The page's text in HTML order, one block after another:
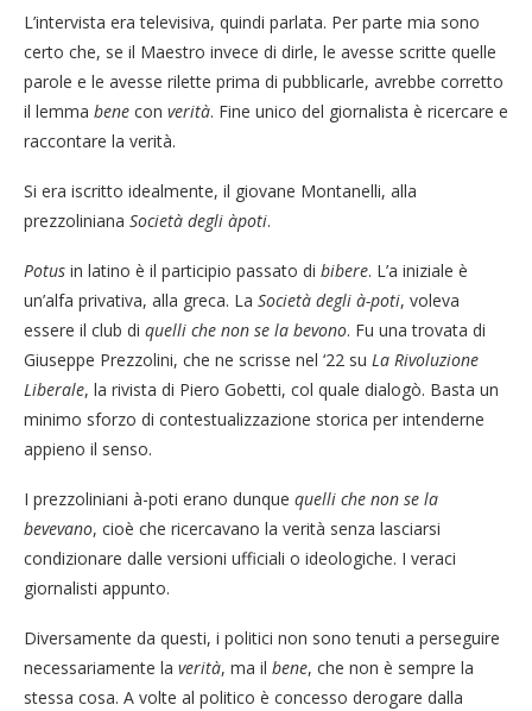
L’intervista era televisiva, quindi parlata. Per parte mia sono
certo che, se il Maestro invece di dirle, le avesse scritte quelle
parole e le avesse rilette prima di pubblicarle, avrebbe corretto
il lemma bene con verità. Fine unico del giornalista è ricercare e
raccontare la verità.
Si era iscritto idealmente, il giovane Montanelli, alla
prezzoliniana Società degli àpoti.
Potus in latino è il participio passato di bibere. L’a iniziale è
un’alfa privativa, alla greca. La Società degli à-poti, voleva
essere il club di quelli che non se la bevono. Fu una trovata di
Giuseppe Prezzolini, che ne scrisse nel ‘22 su La Rivoluzione
Liberale, la rivista di Piero Gobetti, col quale dialogò. Basta un
minimo sforzo di contestualizzazione storica per intenderne
appieno il senso.
I prezzoliniani à-poti erano dunque quelli che non se la
bevevano, cioè che ricercavano la verità senza lasciarsi
condizionare dalle versioni ufficiali o ideologiche. I veraci
giornalisti appunto.
Diversamente da questi, i politici non sono tenuti a perseguire
necessariamente la verità, ma il bene, che non è sempre la
stessa cosa. A volte al politico è concesso derogare dalla